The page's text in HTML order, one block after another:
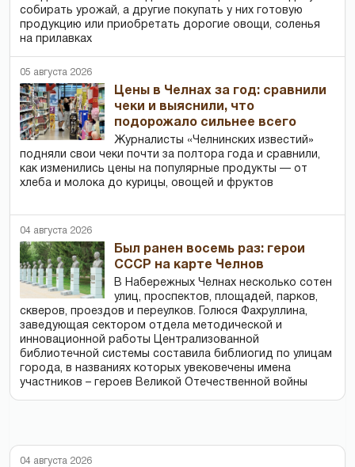
собирать урожай, а другие покупать у них готовую
продукцию или приобретать дорогие овощи, соленья
на прилавках
05 августа 2026
Цены в Челнах за год: сравнили
чеки и выяснили, что
подорожало сильнее всего
Журналисты «Челнинских известий»
подняли свои чеки почти за полтора года и сравнили,
как изменились цены на популярные продукты — от
хлеба и молока до курицы, овощей и фруктов
04 августа 2026
Был ранен восемь раз: герои
СССР на карте Челнов
В Набережных Челнах несколько сотен
улиц, проспектов, площадей, парков,
скверов, проездов и переулков. Голюся Фахруллина,
заведующая сектором отдела методической и
инновационной работы Централизованной
библиотечной системы составила библиогид по улицам
города, в названиях которых увековечены имена
участников – героев Великой Отечественной войны
04 августа 2026